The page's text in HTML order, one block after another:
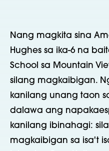
Nang magkita sina
Hughes sa ika-6 na
School sa Mountain
silang magkaibigan.
kanilang unang taon
dalawa ang
kanilang ibinahagi:
magkaibigan sa isa't